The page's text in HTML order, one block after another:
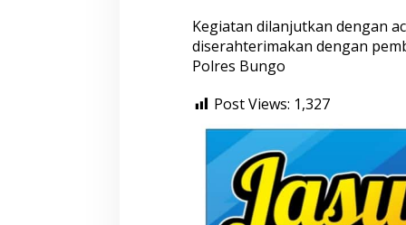
Kegiatan dilanjutkan dengan
diserahterimakan dengan
Polres Bungo
Post Views: 1,327